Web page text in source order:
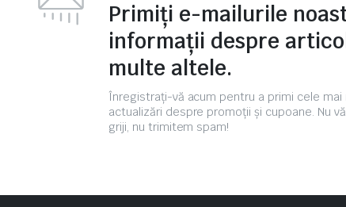
Primiți e-mailurile
informații despre
multe altele.
Înregistrați-vă acum pentru a primi cele mai
actualizări despre promoții și cupoane. Nu
griji, nu trimitem spam!